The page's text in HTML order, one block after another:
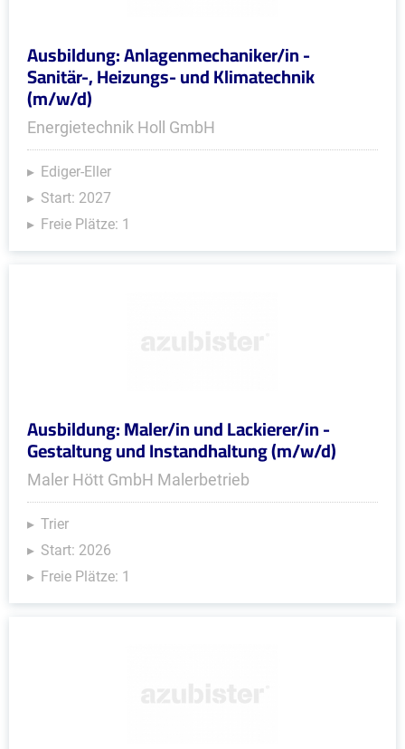
Ausbildung: Anlagenmechaniker/in -
Sanitär-, Heizungs- und Klimatechnik
(m/w/d)
Energietechnik Holl GmbH
Ediger-Eller
Start: 2027
Freie Plätze: 1
Ausbildung: Maler/in und Lackierer/in -
Gestaltung und Instandhaltung (m/w/d)
Maler Hött GmbH Malerbetrieb
Trier
Start: 2026
Freie Plätze: 1